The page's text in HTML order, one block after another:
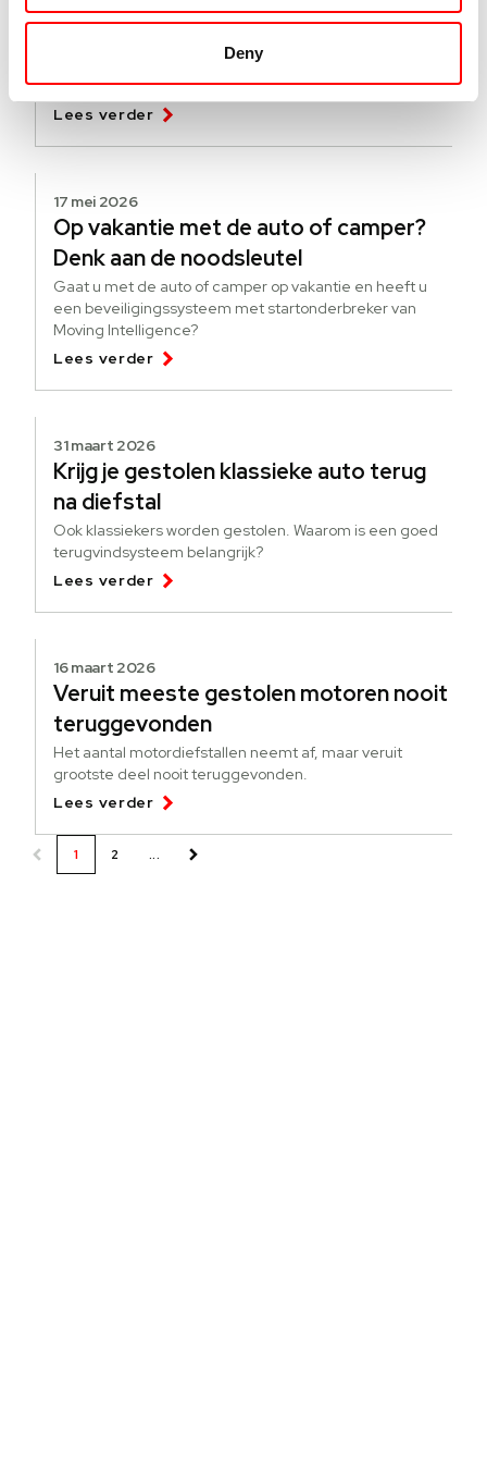
Deny
verandert er per 1 juli 2026
Vanaf 1 juli 2026 verandert de Europese wetgeving voor
bedrijfswagens. De tachograafplicht wordt uitgebreid
naar voertuigen vanaf 2.500 kg die internationaal
goederen vervoeren.
Lees verder
17 mei 2026
Op vakantie met de auto of camper?
Denk aan de noodsleutel
Gaat u met de auto of camper op vakantie en heeft u
een beveiligingssysteem met startonderbreker van
Moving Intelligence?
Lees verder
31 maart 2026
Krijg je gestolen klassieke auto terug
na diefstal
Ook klassiekers worden gestolen. Waarom is een goed
terugvindsysteem belangrijk?
Lees verder
16 maart 2026
Veruit meeste gestolen motoren nooit
teruggevonden
Het aantal motordiefstallen neemt af, maar veruit
grootste deel nooit teruggevonden.
Lees verder
1 2 ...